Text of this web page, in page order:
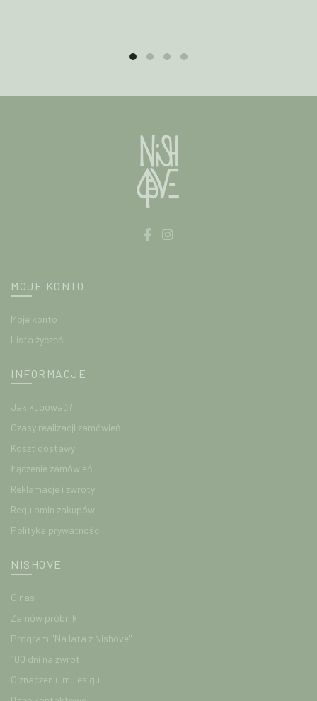
stronie
MOJE KONTO
Moje konto
Lista życzeń
INFORMACJE
Jak kupować?
Czasy realizacji zamówień
Koszt dostawy
Łączenie zamówień
Reklamacje i zwroty
Regulamin zakupów
Polityka prywatności
NISHOVE
O nas
Zamów próbnik
Program "Na lata z Nishove"
100 dni na zwrot
O znaczeniu mulesigu